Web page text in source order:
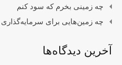
چه زمینی بخرم که سود کنم
چه زمین‌هایی برای
آخرین دیدگاه‌ها